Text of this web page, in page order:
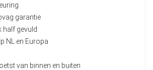
garantie
half gevuld
NL en Europa
van binnen en buiten